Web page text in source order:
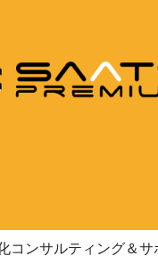
コンサルティング＆サ